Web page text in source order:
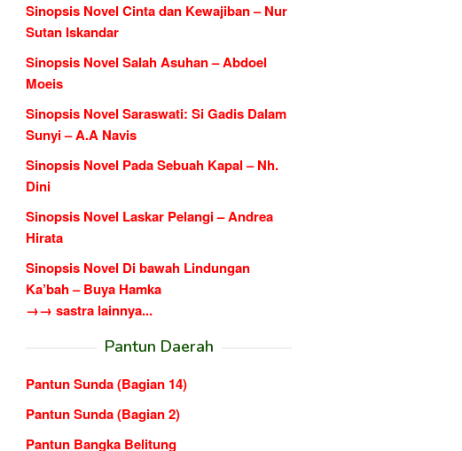
Sinopsis Novel Cinta dan Kewajiban – Nur
Sutan Iskandar
Sinopsis Novel Salah Asuhan – Abdoel
Moeis
Sinopsis Novel Saraswati: Si Gadis Dalam
Sunyi – A.A Navis
Sinopsis Novel Pada Sebuah Kapal – Nh.
Dini
Sinopsis Novel Laskar Pelangi – Andrea
Hirata
Sinopsis Novel Di bawah Lindungan
Ka’bah – Buya Hamka
→→ sastra lainnya...
Pantun Daerah
Pantun Sunda (Bagian 14)
Pantun Sunda (Bagian 2)
Pantun Bangka Belitung